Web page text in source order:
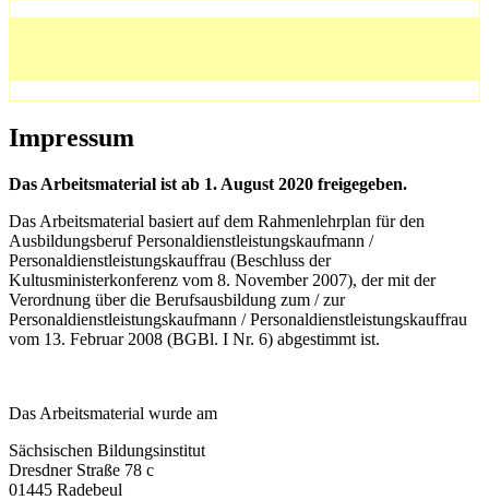
Impressum
Das Arbeitsmaterial ist ab 1. August 2020 freigegeben.
Das Arbeitsmaterial basiert auf dem Rahmenlehrplan für den
Ausbildungsberuf Personaldienstleistungskaufmann /
Personaldienstleistungskauffrau (Beschluss der
Kultusministerkonferenz vom 8. November 2007), der mit der
Verordnung über die Berufsausbildung zum / zur
Personaldienstleistungskaufmann / Personaldienstleistungskauffrau
vom 13. Februar 2008 (BGBl. I Nr. 6) abgestimmt ist.
Das Arbeitsmaterial wurde am
Sächsischen Bildungsinstitut
Dresdner Straße 78 c
01445 Radebeul